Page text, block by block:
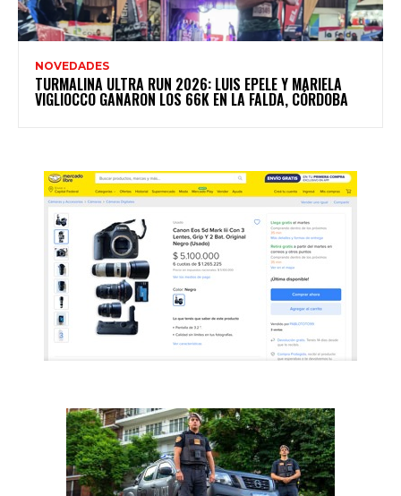
NOVEDADES
TURMALINA ULTRA RUN 2026: LUIS EPELE Y MARIELA
VIGLIOCCO GANARON LOS 66K EN LA FALDA, CÓRDOBA